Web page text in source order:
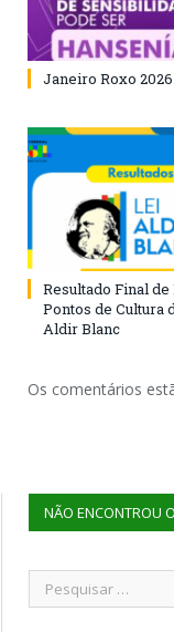
Janeiro Roxo 2026
Resultado Final
Pontos de Cultura
Aldir Blanc
Os comentários
NÃO ENCONTROU